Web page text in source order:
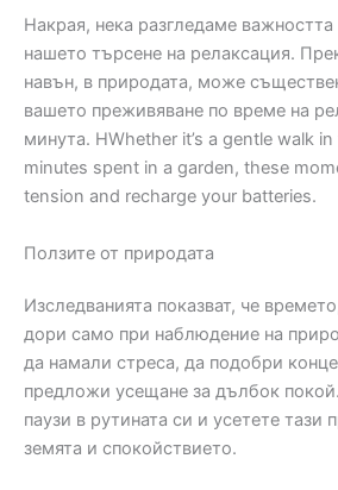
Накрая, нека разгледаме
нашето търсене на релаксация.
навън, в природата, може
вашето преживяване по време на
минута. НWhether it’s a gentle walk
minutes spent in a garden, these
tension and recharge your batteries.
Ползите от природата
Изследванията показват, че
дори само при наблюдение на
да намали стреса, да подобри
предложи усещане за дълбок
паузи в рутината си и усетете тази
земята и спокойствието.